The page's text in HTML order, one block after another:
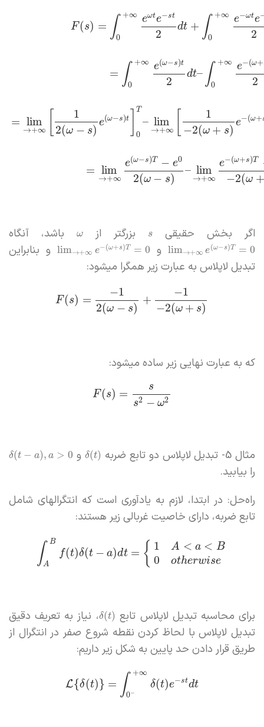
F(s) = ∫ +∞
0
eωte−st
2
dt + ∫ +∞
0
e−ωte
2
= ∫ +∞
0
e(ω−s)t
2
dt– ∫ +∞
0
e−(ω+
2
= lim
→+∞
1
2(ω − s)
e(ω−s)t
T
0
– lim
→+∞
1
−2(ω + s)
e−(ω+
= lim
→+∞
e(ω−s)T − e0
2(ω − s)
– lim
→+∞
e−(ω+s)T
−2(ω +
اگر بخش حقیقی s بزرگتر از ω باشد، آنگاه
lim→+∞ e(ω−s)T = 0 و lim→+∞ e−(ω+s)T = 0
و بنابراین
تبدیل لاپلاس به عبارت زیر همگرا میشود:
F (s) =
−1
2(ω − s)
+
−1
−2(ω + s)
که به عبارت نهایی زیر ساده میشود:
F(s) =
s
s2 − ω2
مثال 5- تبدیل لاپلاس دو تابع ضربه δ(t) و δ(t − a), a > 0
را بیابید.
راه‌حل: در ابتدا، لازم به یادآوری است که انتگرالهای شامل
تابع ضربه، دارای خاصیت غربالی زیر هستند:
∫ B
A
f(t)δ(t − a)dt = { 1
0
A < a < B
otherwise
برای محاسبه تبدیل لاپلاس تابع δ(t)
، نیاز به تعریف دقیق
تبدیل لاپلاس با لحاظ کردن نقطه شروع صفر در انتگرال از
طریق قرار دادن حد پایین به شکل زیر داریم:
L{δ(t)} = ∫ +∞
0−
δ(t)e−stdt